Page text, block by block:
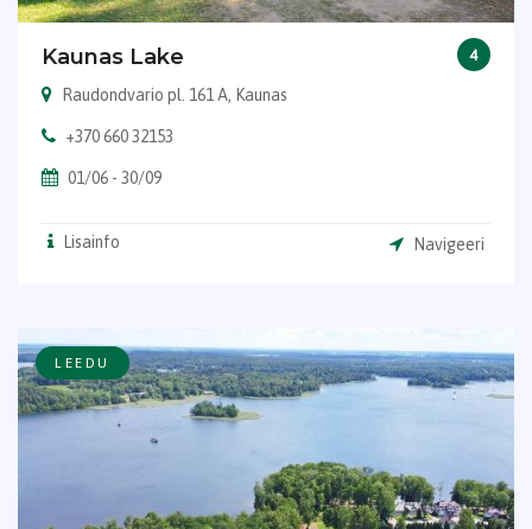
Kaunas Lake 4
Raudondvario pl. 161 A, Kaunas
+370 660 32153
01/06 - 30/09
Lisainfo Navigeeri
LEEDU